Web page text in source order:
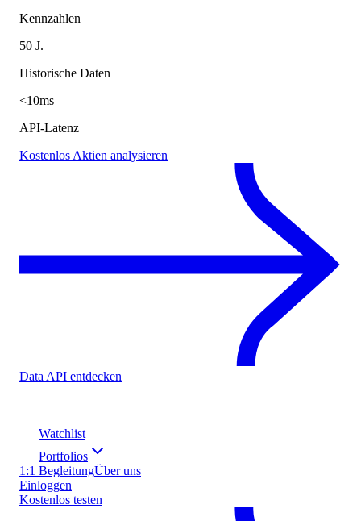
Kennzahlen
50 J.
Historische Daten
<10ms
API-Latenz
Kostenlos Aktien analysieren
Data API entdecken
Watchlist
Portfolios
1:1 BegleitungÜber uns
Einloggen
Kostenlos testen